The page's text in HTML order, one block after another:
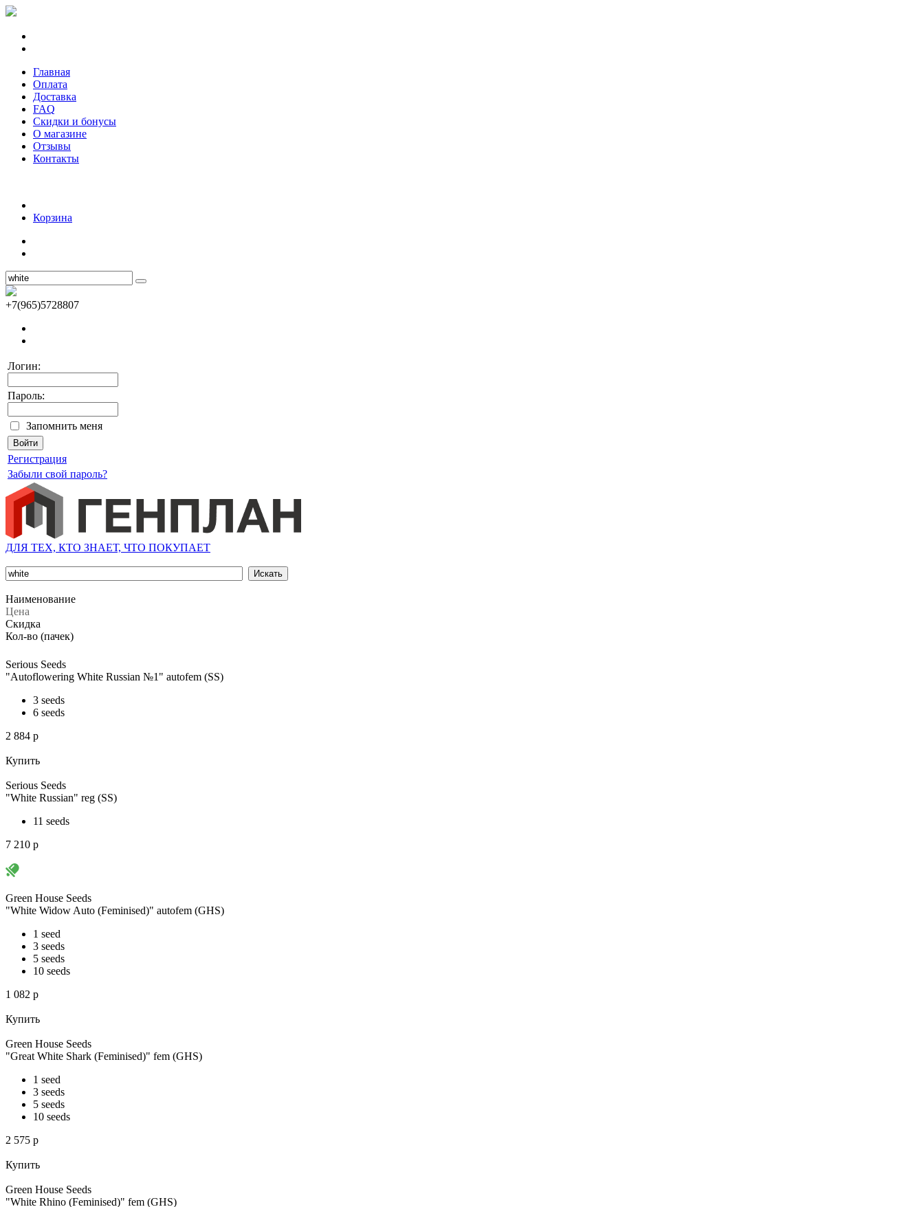
Главная
Оплата
Доставка
FAQ
Скидки и бонусы
О магазине
Отзывы
Контакты
Корзина
+7(965)5728807
Логин:
Пароль:
Запомнить меня
Регистрация
Забыли свой пароль?
ДЛЯ ТЕХ, КТО ЗНАЕТ, ЧТО ПОКУПАЕТ
Наименование
Цена
Скидка
Кол-во (пачек)
Serious Seeds
"Autoflowering White Russian №1" autofem (SS)
3 seeds
6 seeds
2 884 p
Купить
Serious Seeds
"White Russian" reg (SS)
11 seeds
7 210 p
Green House Seeds
"White Widow Auto (Feminised)" autofem (GHS)
1 seed
3 seeds
5 seeds
10 seeds
1 082 p
Купить
Green House Seeds
"Great White Shark (Feminised)" fem (GHS)
1 seed
3 seeds
5 seeds
10 seeds
2 575 p
Купить
Green House Seeds
"White Rhino (Feminised)" fem (GHS)